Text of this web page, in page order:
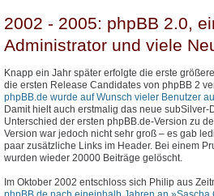
2002 - 2005: phpBB 2.0,
Administrator und viele
Knapp ein Jahr später erfolgte die erste
die ersten Release Candidates von phpBB 2
phpBB.de wurde auf Wunsch vieler Benutzer
Damit hielt auch erstmalig das neue
Unterschied der ersten phpBB.de-Version zu
Version war jedoch nicht sehr groß – es gab
paar zusätzliche Links im Header. Bei einem
wurden wieder 20000 Beiträge gelöscht.
Im Oktober 2002 entschloss sich Philip aus